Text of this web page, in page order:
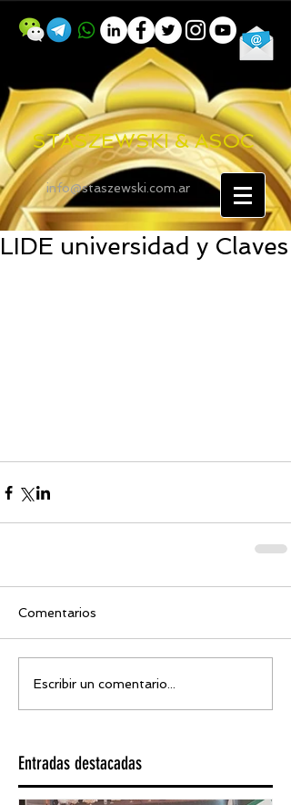
STASZEWSKI & ASOC
info@staszewski.com.ar
LIDE universidad y Claves
Comentarios
Escribir un comentario...
Entradas destacadas